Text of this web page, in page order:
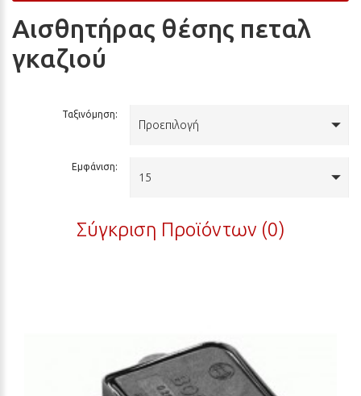
Αισθητήρας θέσης πεταλ
γκαζιού
Ταξινόμηση:
Προεπιλογή
Εμφάνιση:
15
Σύγκριση Προϊόντων (0)